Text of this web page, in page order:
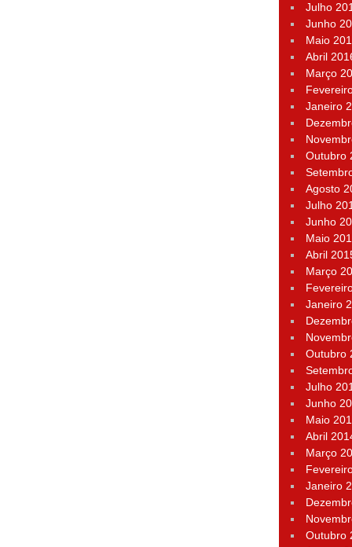
Julho
Junho
Maio
Abril
Março
Janeiro
Outubro
Agosto
Julho
Junho
Maio
Abril
Março
Janeiro
Outubro
Julho
Junho
Maio
Abril
Março
Janeiro
Outubro